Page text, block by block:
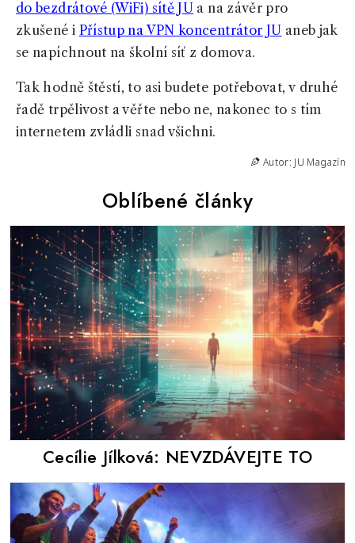
do bezdrátové (WiFi) sítě JU a na závěr pro
zkušené i Přístup na VPN koncentrátor JU aneb jak
se napíchnout na školní síť z domova.
Tak hodně štěstí, to asi budete potřebovat, v druhé
řadě trpělivost a věřte nebo ne, nakonec to s tím
internetem zvládli snad všichni.
Autor: JU Magazín
Oblíbené články
Cecílie Jílková: NEVZDÁVEJTE TO